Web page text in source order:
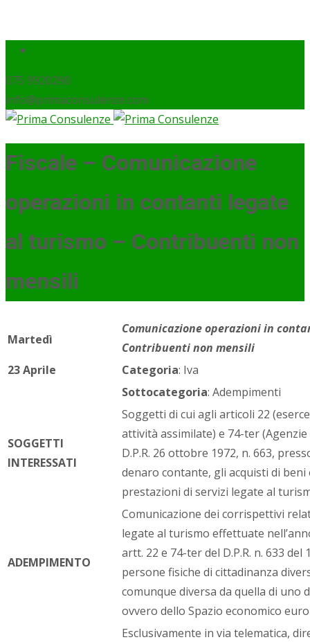
075 9920290
info@primaconsulenze.com
Fiscale – Comunicazione
operazioni in contanti legate
al turismo – Contribuenti non
mensili
Martedì
23 Aprile
Comunicazione operazioni in
Contribuenti non mensili
Categoria: Iva
Sottocategoria: Adempimenti
SOGGETTI
INTERESSATI
Soggetti di cui agli articoli 22
attività assimilate) e 74-ter
D.P.R. 26 ottobre 1972, n. 663,
denaro contante, gli acquisti di beni
prestazioni di servizi legate al
ADEMPIMENTO
Comunicazione dei corrispettivi
legate al turismo effettuate
artt. 22 e 74-ter del D.P.R. n. 633
persone fisiche di cittadinanza
comunque diversa da quella di uno
ovvero dello Spazio economico
Esclusivamente in via telematica,